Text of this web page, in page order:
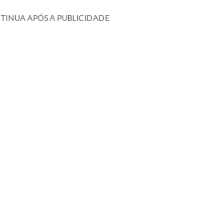
APÓS A PUBLICIDADE